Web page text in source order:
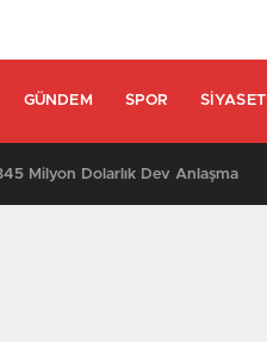
GÜNDEM SPOR SIYASET
Milyon Dolarlık Dev Anlaşma